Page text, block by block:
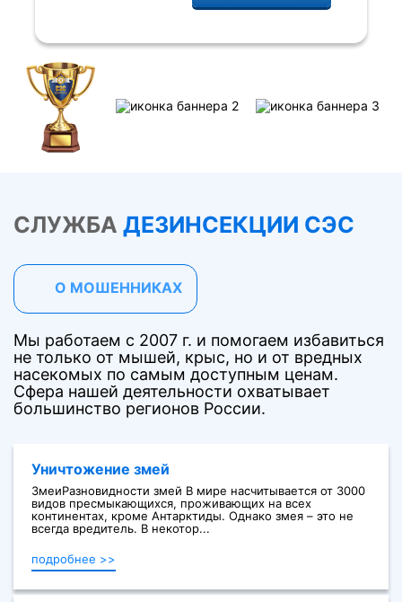
СЛУЖБА ДЕЗИНСЕКЦИИ СЭС
О МОШЕННИКАХ
Мы работаем с 2007 г. и помогаем избавиться
не только от мышей, крыс, но и от вредных
насекомых по самым доступным ценам.
Сфера нашей деятельности охватывает
большинство регионов России.
Уничтожение змей
ЗмеиРазновидности змей В мире насчитывается от 3000
видов пресмыкающихся, проживающих на всех
континентах, кроме Антарктиды. Однако змея – это не
всегда вредитель. В некотор...
подробнее >>